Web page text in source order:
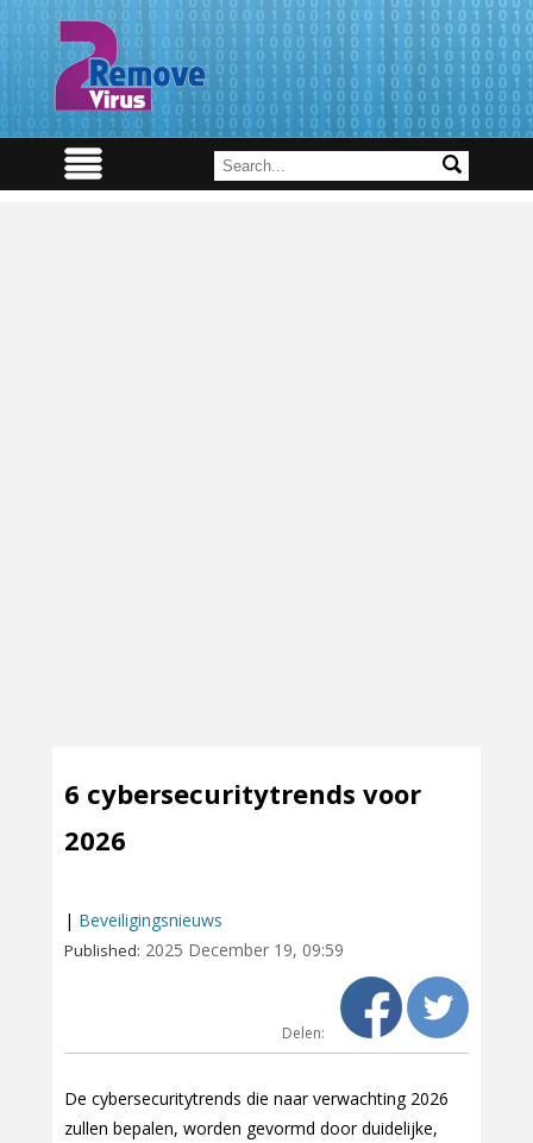
6 cybersecuritytrends voor
2026
| Beveiligingsnieuws
Published: 2025 December 19, 09:59
Delen:
De cybersecuritytrends die naar verwachting 2026
zullen bepalen, worden gevormd door duidelijke,